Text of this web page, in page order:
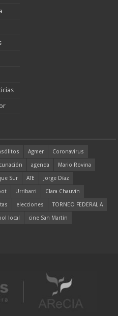
Agmer
Coronavirus
agenda
Mario Rovina
Sur ATE
Jorge Díaz
Urribarri
Clara Chauvín
elecciones
TORNEO FEDERAL A
local cine San Martín